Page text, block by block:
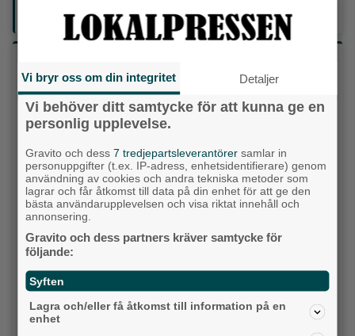
Lokalpressen, på webben, i brevlådan och sociala medier.
idag?
Socialdemokraterna
Moderaterna
Vänsterpartiet
Sverigedemokraterna
Miljöpartiet
Kristdemokraterna
Centerpartiet
Vi bryr oss om din integritet Detaljer
Vi behöver ditt samtycke för att kunna ge en
personlig upplevelse.
Gravito och dess7 tredjepartsleverantörer samlar in
personuppgifter (t.ex. IP-adress, enhetsidentifierare) genom
användning av cookies och andra tekniska metoder som
lagrar och får åtkomst till data på din enhet för att ge den
bästa användarupplevelsen och visa riktat innehåll och
annonsering.
Gravito och dess partners kräver samtycke för
följande:
Syften
Lagra och/eller få åtkomst till information på en
enhet